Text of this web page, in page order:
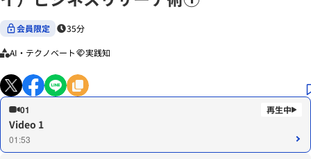
会員限定 35分
AI・テクノベート 実践知
01
Video 1
01:53